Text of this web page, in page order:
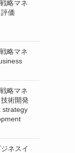
略マネ
価
略マネ
略マネ
術開発
strategy
ネスイ